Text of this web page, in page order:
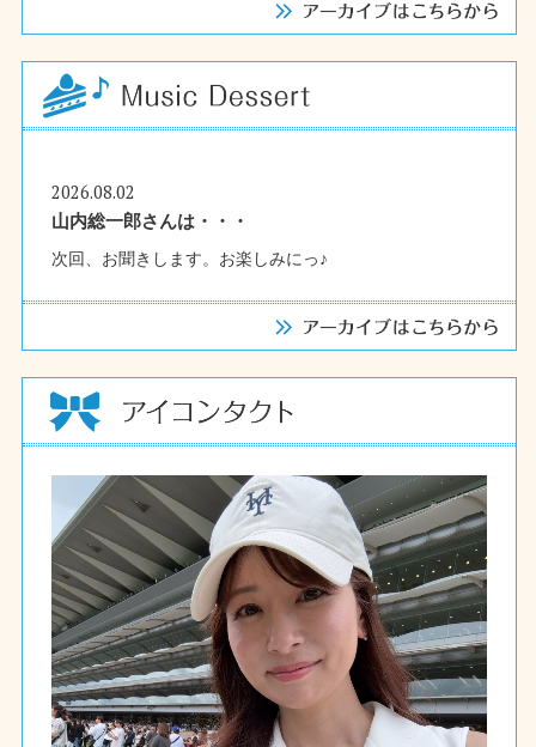
2026.08.02
山内総一郎さんは・・・
次回、お聞きします。お楽しみにっ♪